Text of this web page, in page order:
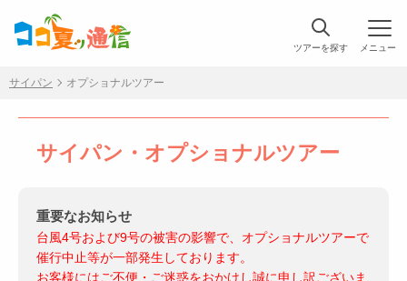
ツアーを探す
サイパン オプショナルツアー
サイパン・オプショナルツアー
重要なお知らせ
台風4号および9号の被害の影響で、オプショナルツアーで
催行中止等が一部発生しております。
お客様にはご不便・ご迷惑をおかけし誠に申し訳ございま
メニュー